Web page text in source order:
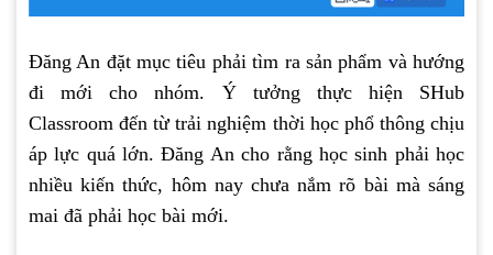
Đăng An đặt mục tiêu phải tìm ra sản phẩm và hướng
đi mới cho nhóm. Ý tưởng thực hiện SHub
Classroom đến từ trải nghiệm thời học phổ thông chịu
áp lực quá lớn. Đăng An cho rằng học sinh phải học
nhiều kiến thức, hôm nay chưa nắm rõ bài mà sáng
mai đã phải học bài mới.